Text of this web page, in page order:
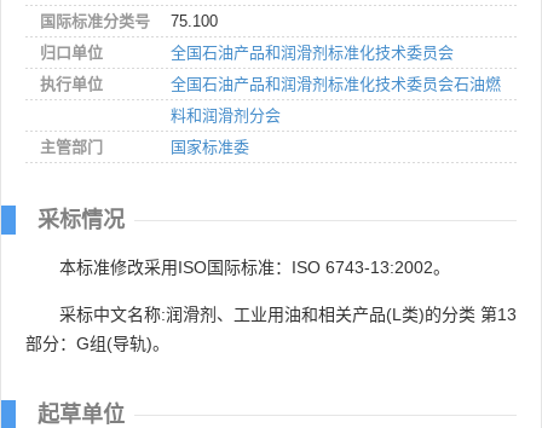
国际标准分类号
75.100
归口单位
全国石油产品和润滑剂标准化技术委员会
执行单位
全国石油产品和润滑剂标准化技术委员会石油燃
料和润滑剂分会
主管部门
国家标准委
采标情况
本标准修改采用ISO国际标准：ISO 6743-13:2002。
采标中文名称:润滑剂、工业用油和相关产品(L类)的分类 第13
部分：G组(导轨)。
起草单位